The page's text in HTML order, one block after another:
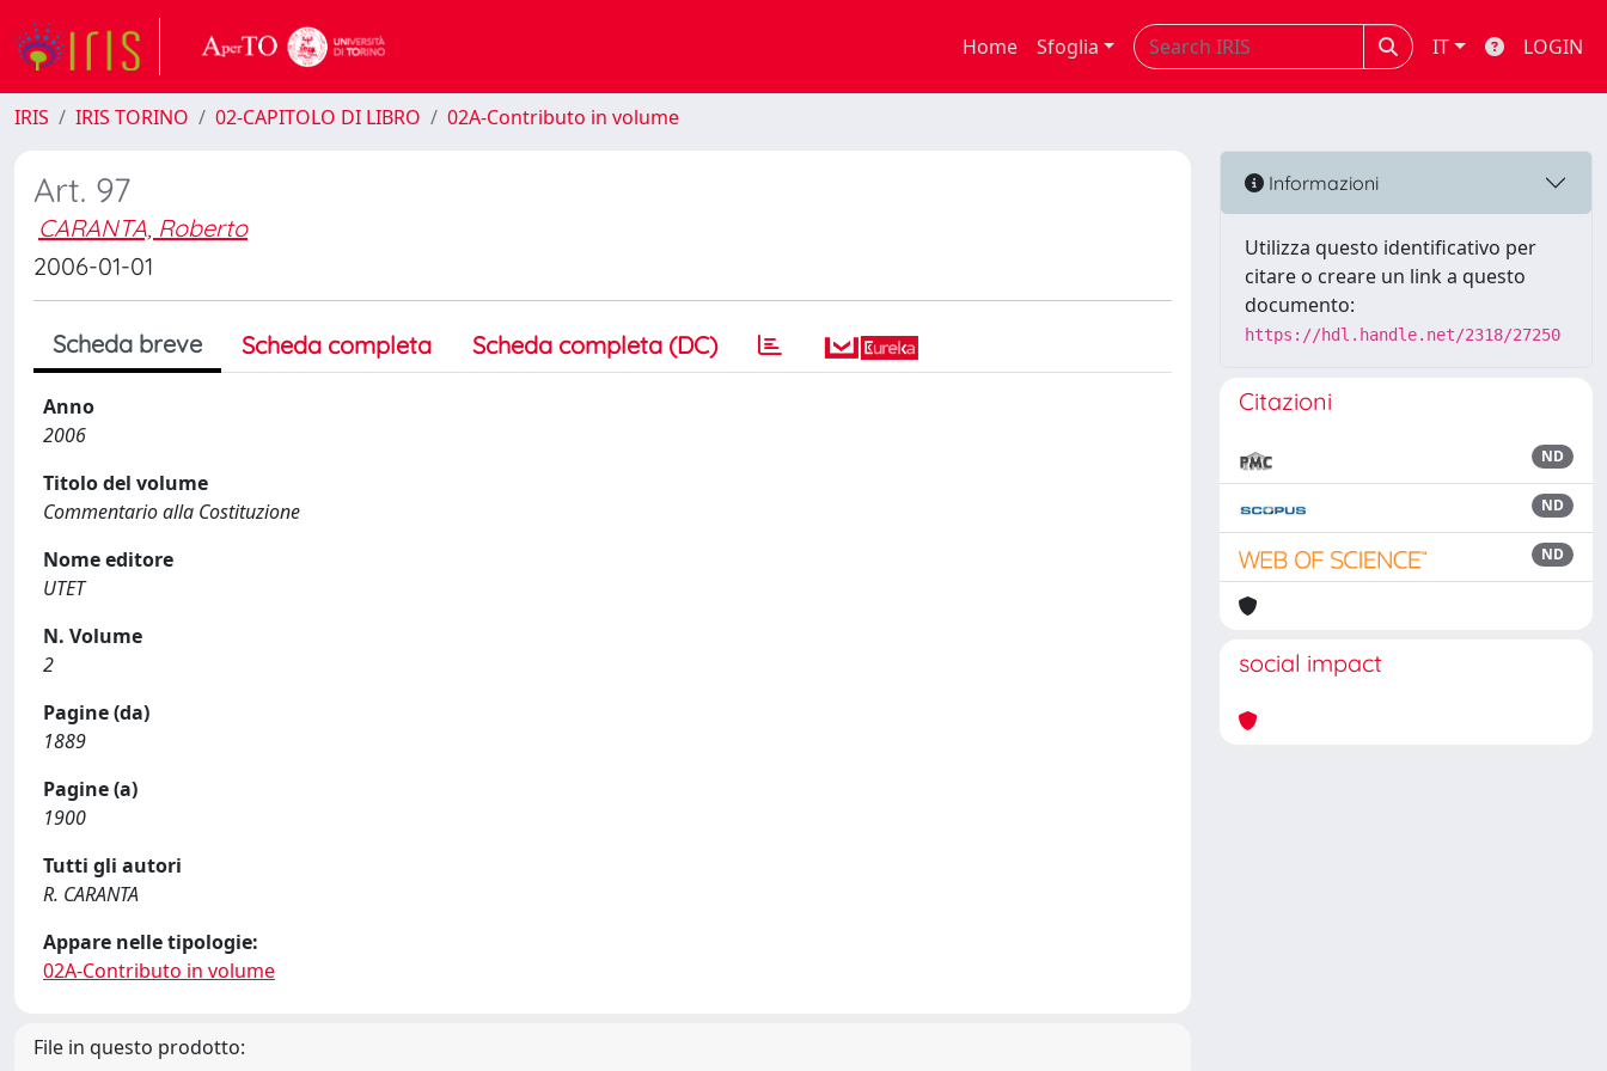
Home Sfoglia IT LOGIN
IRIS IRIS TORINO 02-CAPITOLO DI LIBRO 02A-Contributo in volume
Art. 97
CARANTA, Roberto
2006-01-01
Scheda breve Scheda completa Scheda completa (DC)
Anno
2006
Titolo del volume
Commentario alla Costituzione
Nome editore
UTET
N. Volume
2
Pagine (da)
1889
Pagine (a)
1900
Tutti gli autori
R. CARANTA
Appare nelle tipologie:
02A-Contributo in volume
File in questo prodotto:
Informazioni
Utilizza questo identificativo per
citare o creare un link a questo
documento:
https://hdl.handle.net/2318/27250
Citazioni
ND
ND
ND
social impact